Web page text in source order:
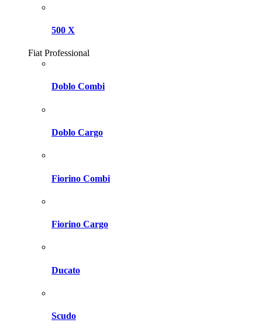
500 X
Fiat Professional
Doblo Combi
Doblo Cargo
Fiorino Combi
Fiorino Cargo
Ducato
Scudo